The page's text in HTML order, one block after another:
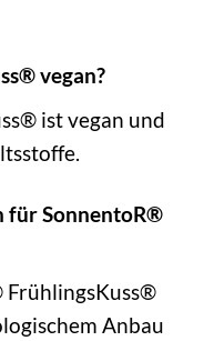
vegan?
ist vegan und
für SonnentoR®
FrühlingsKuss®
Anbau